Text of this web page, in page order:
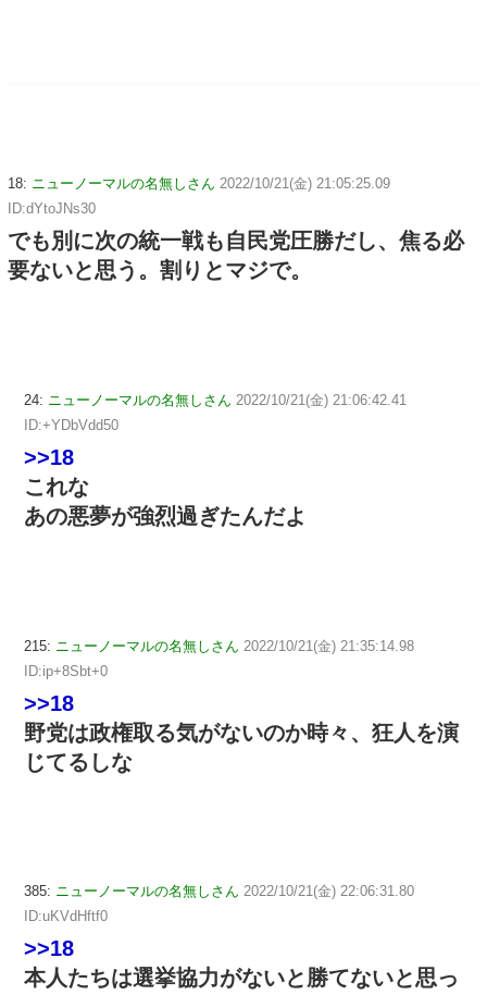
18: ニューノーマルの名無しさん 2022/10/21(金) 21:05:25.09
ID:dYtoJNs30
でも別に次の統一戦も自民党圧勝だし、焦る必
要ないと思う。割りとマジで。
24: ニューノーマルの名無しさん 2022/10/21(金) 21:06:42.41
ID:+YDbVdd50
>>18
これな
あの悪夢が強烈過ぎたんだよ
215: ニューノーマルの名無しさん 2022/10/21(金) 21:35:14.98
ID:ip+8Sbt+0
>>18
野党は政権取る気がないのか時々、狂人を演
じてるしな
385: ニューノーマルの名無しさん 2022/10/21(金) 22:06:31.80
ID:uKVdHftf0
>>18
本人たちは選挙協力がないと勝てないと思っ